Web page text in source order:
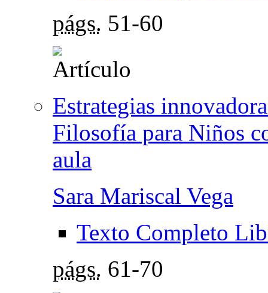
págs. 51-60
Estrategias
Filosofía para Niños
aula
Sara Mariscal Vega
Texto Completo
págs. 61-70